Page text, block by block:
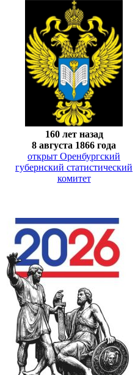
160 лет назад
8 августа 1866 года
открыт Оренбургский
губернский статистический
комитет